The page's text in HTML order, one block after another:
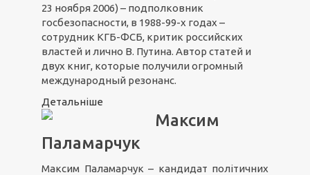
23 ноября 2006) – подполковник
госбезопасности, в 1988-99-х годах –
сотрудник КГБ-ФСБ, критик российских
властей и лично В. Путина. Автор статей и
двух книг, которые получили огромный
международный резонанс.
Детальніше
Максим
Паламарчук
Максим Паламарчук – кандидат політичних